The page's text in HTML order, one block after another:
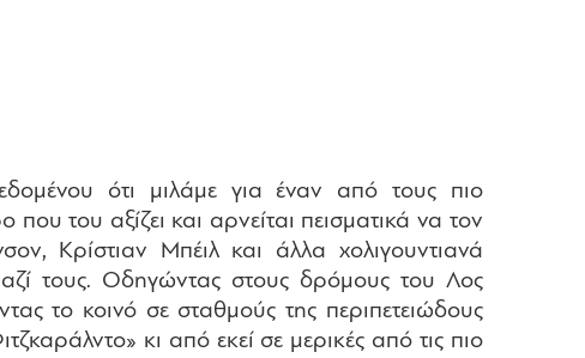
ότι μιλάμε για έναν από τους πιο
του αξίζει και αρνείται πεισματικά να τον
Κρίστιαν Μπέιλ και άλλα χολιγουντιανά
τους. Οδηγώντας στους δρόμους του Λος
το κοινό σε σταθμούς της περιπετειώδους
κι από εκεί σε μερικές από τις πιο